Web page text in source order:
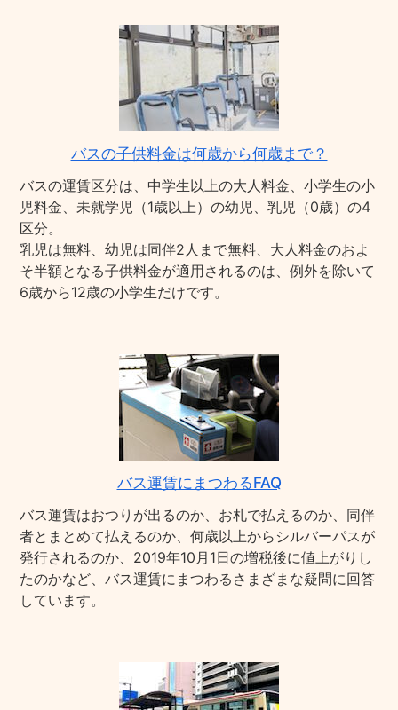
バスの子供料金は何歳から何歳まで？
バスの運賃区分は、中学生以上の大人料金、小学生の小
児料金、未就学児（1歳以上）の幼児、乳児（0歳）の4
区分。
乳児は無料、幼児は同伴2人まで無料、大人料金のおよ
そ半額となる子供料金が適用されるのは、例外を除いて
6歳から12歳の小学生だけです。
バス運賃にまつわるFAQ
バス運賃はおつりが出るのか、お札で払えるのか、同伴
者とまとめて払えるのか、何歳以上からシルバーパスが
発行されるのか、2019年10月1日の増税後に値上がりし
たのかなど、バス運賃にまつわるさまざまな疑問に回答
しています。